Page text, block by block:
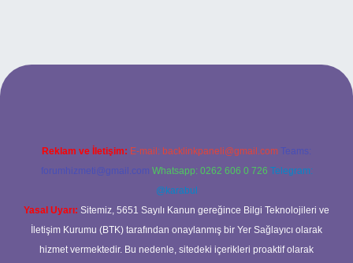
Reklam ve İletişim: E-mail: backlinkpaneli@gmail.com Teams:
forumhizmeti@gmail.com Whatsapp: 0262 606 0 726 Telegram:
@karabul
Yasal Uyarı: Sitemiz, 5651 Sayılı Kanun gereğince Bilgi Teknolojileri ve
İletişim Kurumu (BTK) tarafından onaylanmış bir Yer Sağlayıcı olarak
hizmet vermektedir. Bu nedenle, sitedeki içerikleri proaktif olarak